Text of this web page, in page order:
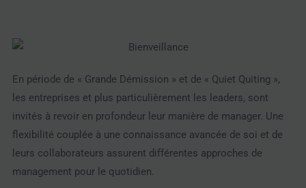
En période de « Grande Démission » et de « Quiet Quiting »,
les entreprises et plus particulièrement les leaders, sont
invités à revoir en profondeur leur manière de manager. Une
flexibilité couplée à une connaissance avancée de soi et de
leurs collaborateurs assurent différentes approches de
management pour le quotidien.